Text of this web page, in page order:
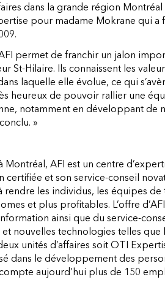
dans la grande région
pour madame Mokrane qui a
permet de franchir un jalon
St-Hilaire. Ils connaissent les
laquelle elle évolue, ce qui
heureux de pouvoir rallier une
notamment en développant de
»
AFI est un centre
et son service-conseil
rendre les individus, les équipes de
et plus profitables. L’offre
ainsi que du service-
nouvelles technologies telles que
unités d’affaires soit OTI
dans le développement des
aujourd’hui plus de 150